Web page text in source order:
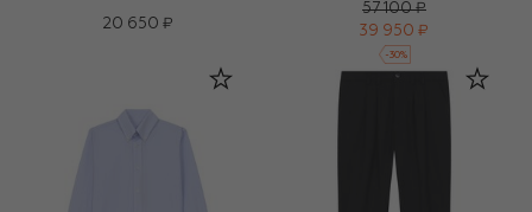
20 650 ₽
57 100 ₽
39 950 ₽
-30%